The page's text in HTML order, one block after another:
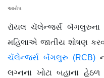
આરોપ.
રૉયલ ચૅલેન્જર્સ
મહિલાએ જાતીય શોષણ
ચૅલેન્જર્સ બૅંગલુરુ (RCB)
લગ્નના ખોટા બહાના